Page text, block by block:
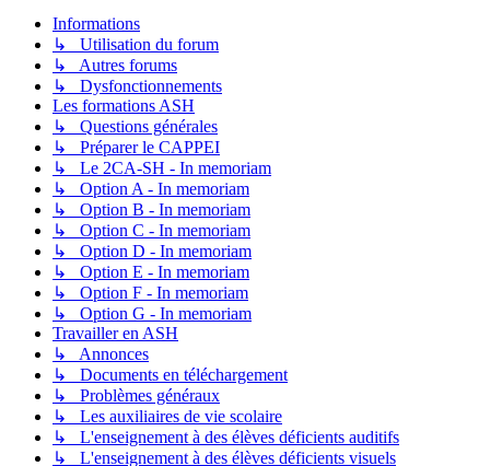
Informations
↳ Utilisation du forum
↳ Autres forums
↳ Dysfonctionnements
Les formations ASH
↳ Questions générales
↳ Préparer le CAPPEI
↳ Le 2CA-SH - In memoriam
↳ Option A - In memoriam
↳ Option B - In memoriam
↳ Option C - In memoriam
↳ Option D - In memoriam
↳ Option E - In memoriam
↳ Option F - In memoriam
↳ Option G - In memoriam
Travailler en ASH
↳ Annonces
↳ Documents en téléchargement
↳ Problèmes généraux
↳ Les auxiliaires de vie scolaire
↳ L'enseignement à des élèves déficients auditifs
↳ L'enseignement à des élèves déficients visuels